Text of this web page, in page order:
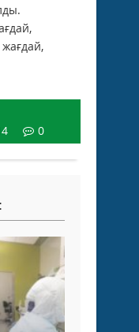
0